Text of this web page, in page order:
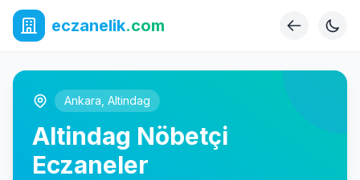
eczanelik.com
Ankara Altindag
Altindag Nöbetçi
Eczaneler